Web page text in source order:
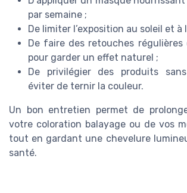
par semaine ;
De limiter l’exposition au soleil et à
De faire des retouches
pour garder un effet naturel ;
De privilégier des produits
éviter de ternir la couleur.
Un bon entretien permet de
votre coloration balayage ou de vos
tout en gardant une chevelure
santé.